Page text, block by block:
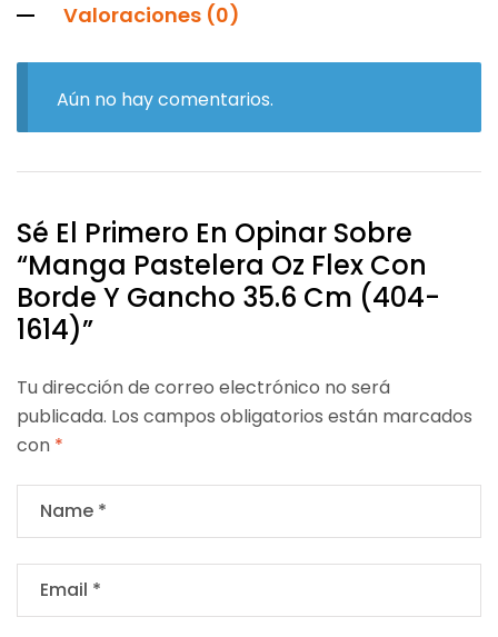
Valoraciones (0)
Aún no hay comentarios.
Sé El Primero En Opinar Sobre
“Manga Pastelera Oz Flex Con
Borde Y Gancho 35.6 Cm (404-
1614)”
Tu dirección de correo electrónico no será
publicada. Los campos obligatorios están marcados
con *